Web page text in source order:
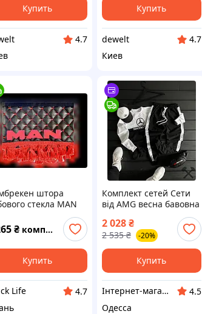
Купить
4.7
Купить
dewelt
4.7
Киев
штора
стекла MAN
₴ комплект
Купить
Life
4.7
Комплект сетей Cети
від AMG весна бавовна
размеры Xs S M L Xl Xxl
2 028 ₴
2 535 ₴ -20%
Купить
Інтернет-магазин Clothes-Mall
4.5
Одесса